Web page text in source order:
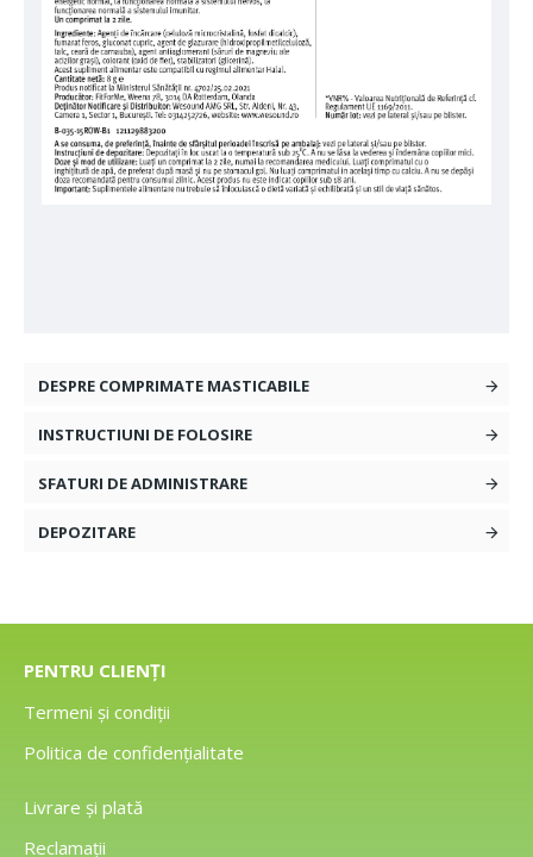
DESPRE COMPRIMATE MASTICABILE
INSTRUCTIUNI DE FOLOSIRE
SFATURI DE ADMINISTRARE
DEPOZITARE
PENTRU CLIENȚI
Termeni și condiții
Politica de confidențialitate
Livrare și plată
Reclamații